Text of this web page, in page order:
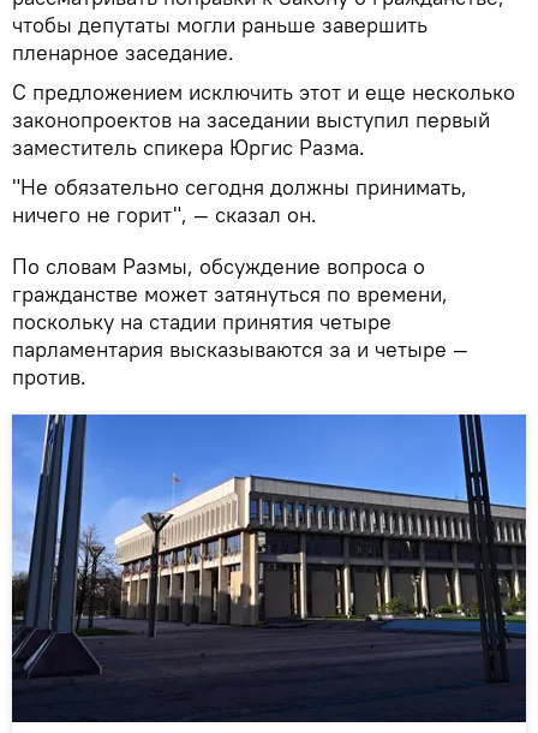
чтобы депутаты могли раньше завершить
пленарное заседание.
С предложением исключить этот и еще несколько
законопроектов на заседании выступил первый
заместитель спикера Юргис Разма.
"Не обязательно сегодня должны принимать,
ничего не горит", — сказал он.
По словам Размы, обсуждение вопроса о
гражданстве может затянуться по времени,
поскольку на стадии принятия четыре
парламентария высказываются за и четыре —
против.